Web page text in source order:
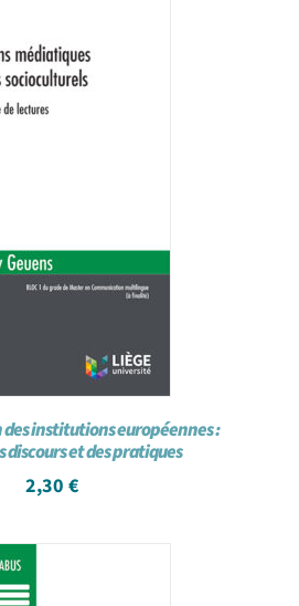
institutions européennes :
discours et des pratiques
2,30 €